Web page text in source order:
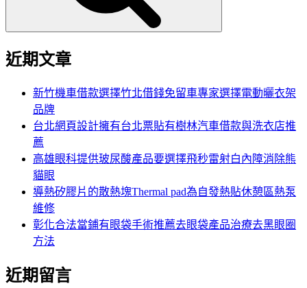
近期文章
新竹機車借款選擇竹北借錢免留車專家選擇電動曬衣架
品牌
台北網頁設計擁有台北票貼有樹林汽車借款與洗衣店推
薦
高雄眼科提供玻尿酸產品要選擇飛秒雷射白內障消除熊
貓眼
導熱矽膠片的散熱塊Thermal pad為自發熱貼休憩區熱泵
維修
彰化合法當鋪有眼袋手術推薦去眼袋產品治療去黑眼圈
方法
近期留言